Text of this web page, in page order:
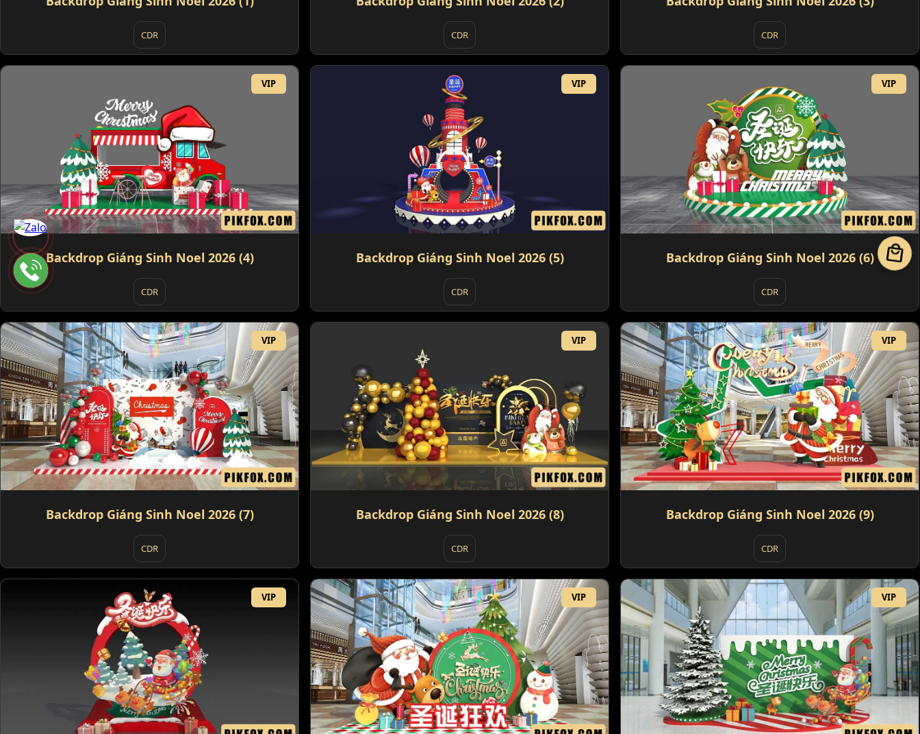
CDR CDR CDR
VIP
Backdrop Giáng Sinh Noel 2026 (4)
CDR
VIP
Backdrop Giáng Sinh Noel 2026 (5)
CDR
VIP
Backdrop Giáng Sinh Noel 2026 (6)
CDR
VIP
Backdrop Giáng Sinh Noel 2026 (7)
CDR
VIP
Backdrop Giáng Sinh Noel 2026 (8)
CDR
VIP
Backdrop Giáng Sinh Noel 2026 (9)
CDR
VIP VIP VIP
local_mall